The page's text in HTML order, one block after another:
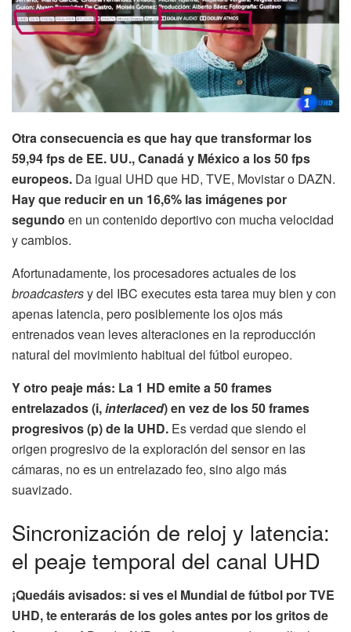
Otra consecuencia es que hay que transformar los
59,94 fps de EE. UU., Canadá y México a los 50 fps
europeos. Da igual UHD que HD, TVE, Movistar o DAZN.
Hay que reducir en un 16,6% las imágenes por
segundo en un contenido deportivo con mucha velocidad
y cambios.
Afortunadamente, los procesadores actuales de los
broadcastersy del IBC executes esta tarea muy bien y con
apenas latencia, pero posiblemente los ojos más
entrenados vean leves alteraciones en la reproducción
natural del movimiento habitual del fútbol europeo.
Y otro peaje más: La 1 HD emite a 50 frames
entrelazados (i,interlaced) en vez de los 50 frames
progresivos (p) de la UHD. Es verdad que siendo el
origen progresivo de la exploración del sensor en las
cámaras, no es un entrelazado feo, sino algo más
suavizado.
Sincronización de reloj y latencia:
el peaje temporal del canal UHD
¡Quedáis avisados: si ves el Mundial de fútbol por TVE
UHD, te enterarás de los goles antes por los gritos de